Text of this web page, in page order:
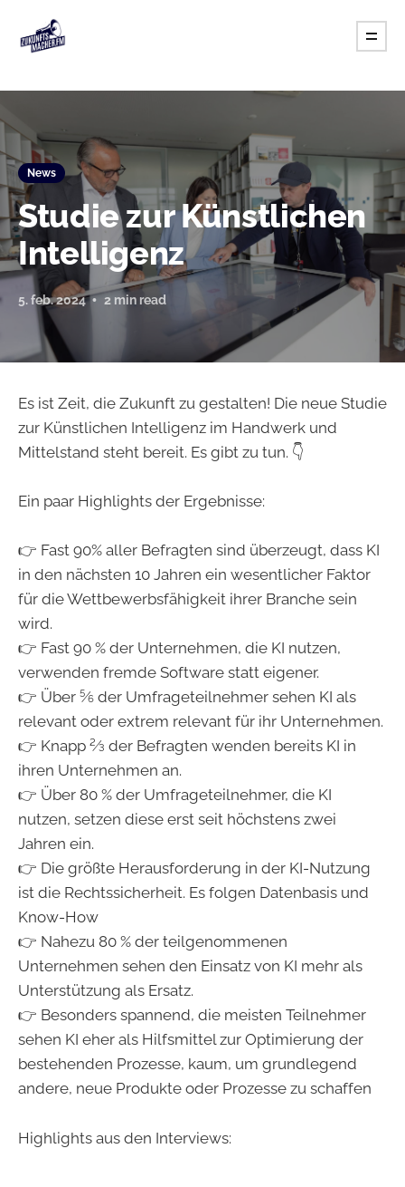
News
Studie zur Künstlichen
Intelligenz
5. feb. 2024 2 min read
Es ist Zeit, die Zukunft zu gestalten! Die neue Studie
zur Künstlichen Intelligenz im Handwerk und
Mittelstand steht bereit. Es gibt zu tun. 👇
Ein paar Highlights der Ergebnisse:
👉 Fast 90% aller Befragten sind überzeugt, dass KI
in den nächsten 10 Jahren ein wesentlicher Faktor
für die Wettbewerbsfähigkeit ihrer Branche sein
wird.
👉 Fast 90 % der Unternehmen, die KI nutzen,
verwenden fremde Software statt eigener.
👉 Über 5⁄6 der Umfrageteilnehmer sehen KI als
relevant oder extrem relevant für ihr Unternehmen.
👉 Knapp 2⁄3 der Befragten wenden bereits KI in
ihren Unternehmen an.
👉 Über 80 % der Umfrageteilnehmer, die KI
nutzen, setzen diese erst seit höchstens zwei
Jahren ein.
👉 Die größte Herausforderung in der KI-Nutzung
ist die Rechtssicherheit. Es folgen Datenbasis und
Know-How
👉 Nahezu 80 % der teilgenommenen
Unternehmen sehen den Einsatz von KI mehr als
Unterstützung als Ersatz.
👉 Besonders spannend, die meisten Teilnehmer
sehen KI eher als Hilfsmittel zur Optimierung der
bestehenden Prozesse, kaum, um grundlegend
andere, neue Produkte oder Prozesse zu schaffen
Highlights aus den Interviews: